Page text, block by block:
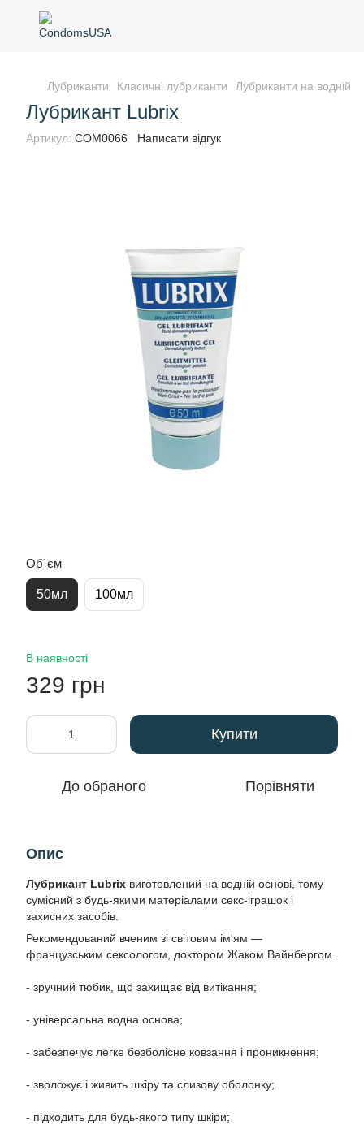
Лубриканти Класичні лубриканти Лубриканти на водній
Лубрикант Lubrix
Артикул: COM0066 Написати відгук
Об`єм
50мл 100мл
В наявності
329 грн
Купити
До обраного Порівняти
Опис
Лубрикант Lubrix виготовлений на водній основі, тому
сумісний з будь-якими матеріалами секс-іграшок і
захисних засобів.
Рекомендований вченим зі світовим ім'ям —
французським сексологом, доктором Жаком Вайнбергом.
- зручний тюбик, що захищає від витікання;
- універсальна водна основа;
- забезпечує легке безболісне ковзання і проникнення;
- зволожує і живить шкіру та слизову оболонку;
- підходить для будь-якого типу шкіри;